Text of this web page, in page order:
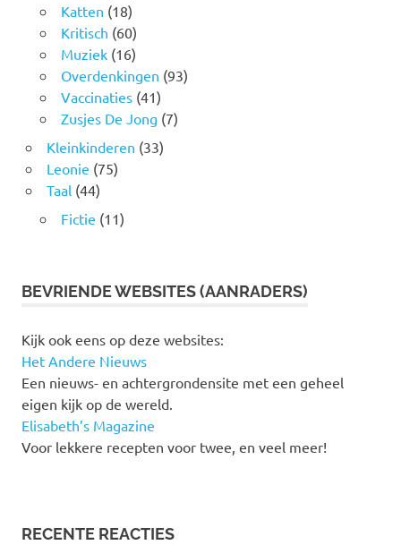
Katten (18)
Kritisch (60)
Muziek(16)
Overdenkingen (93)
Vaccinaties(41)
Zusjes De Jong (7)
Kleinkinderen (33)
Leonie (75)
Taal(44)
Fictie (11)
BEVRIENDE WEBSITES (AANRADERS)
Kijk ook eens op deze websites:
Het Andere Nieuws
Een nieuws- en achtergrondensite met een geheel
eigen kijk op de wereld.
Elisabeth’s Magazine
Voor lekkere recepten voor twee, en veel meer!
RECENTE REACTIES